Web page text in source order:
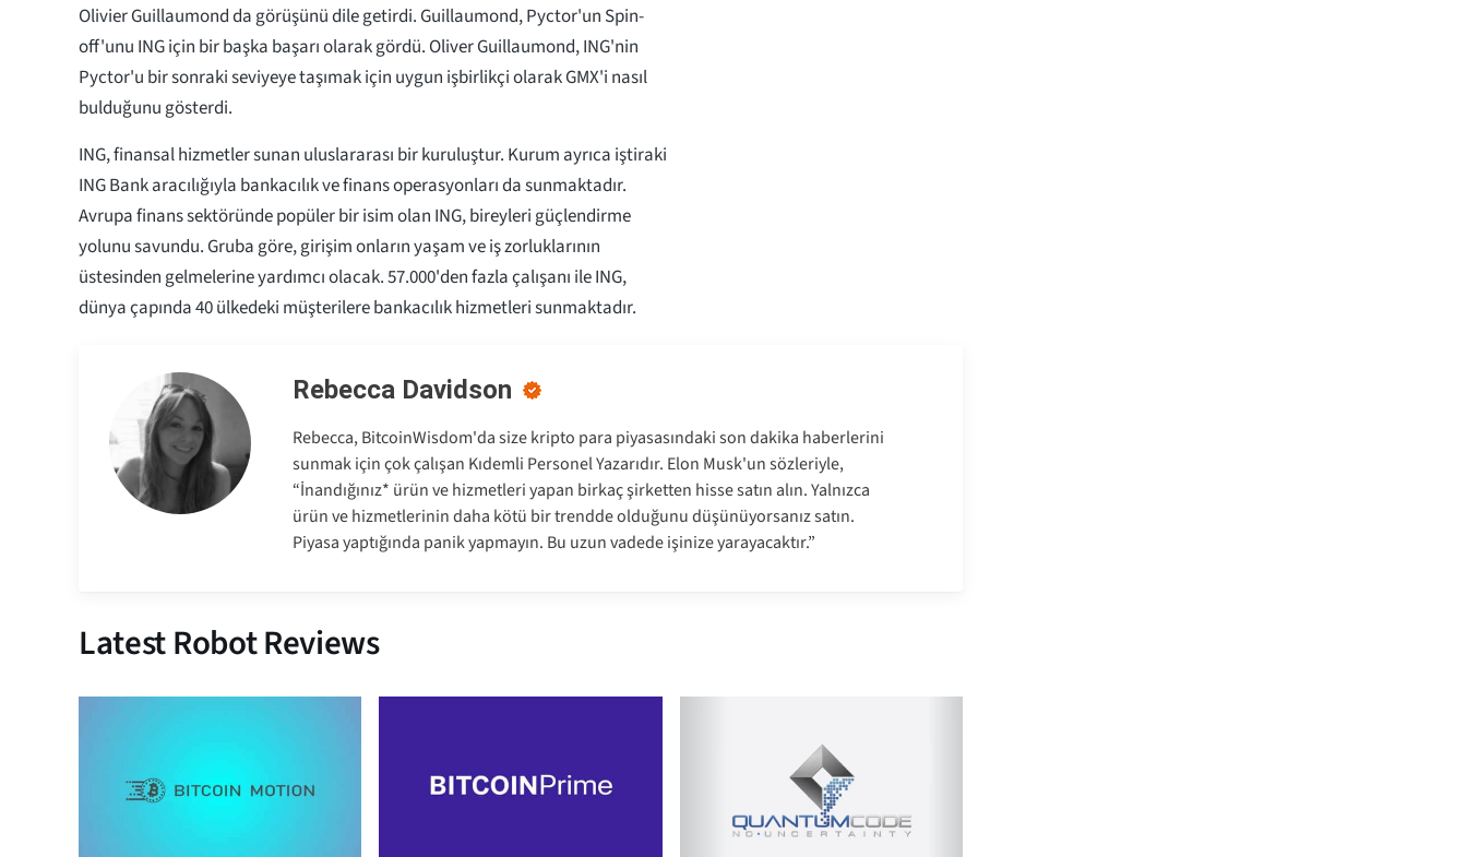
Olivier Guillaumond da görüşünü dile getirdi. Guillaumond, Pyctor'un Spin-
off'unu ING için bir başka başarı olarak gördü. Oliver Guillaumond, ING'nin
Pyctor'u bir sonraki seviyeye taşımak için uygun işbirlikçi olarak GMX'i nasıl
bulduğunu gösterdi.
ING, finansal hizmetler sunan uluslararası bir kuruluştur. Kurum ayrıca iştiraki
ING Bank aracılığıyla bankacılık ve finans operasyonları da sunmaktadır.
Avrupa finans sektöründe popüler bir isim olan ING, bireyleri güçlendirme
yolunu savundu. Gruba göre, girişim onların yaşam ve iş zorluklarının
üstesinden gelmelerine yardımcı olacak. 57.000'den fazla çalışanı ile ING,
dünya çapında 40 ülkedeki müşterilere bankacılık hizmetleri sunmaktadır.
Rebecca Davidson
Rebecca, BitcoinWisdom'da size kripto para piyasasındaki son dakika haberlerini
sunmak için çok çalışan Kıdemli Personel Yazarıdır. Elon Musk'un sözleriyle,
“İnandığınız* ürün ve hizmetleri yapan birkaç şirketten hisse satın alın. Yalnızca
ürün ve hizmetlerinin daha kötü bir trendde olduğunu düşünüyorsanız satın.
Piyasa yaptığında panik yapmayın. Bu uzun vadede işinize yarayacaktır.”
Latest Robot Reviews